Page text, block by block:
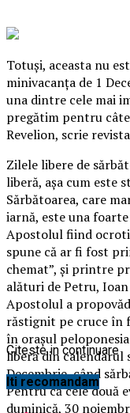
Totuşi, aceasta nu
minivacanţa de 1
una dintre cele mai
pregătim pentru
Revelion, scrie
Zilele libere de
liberă, aşa cum este
Sărbătoarea, care
iarnă, este una
Apostolul fiind
spune că ar fi fost
chemat”, şi printre
alături de Petru,
Apostolul a
răstignit pe cruce în
în oraşul
liberă din calendarul
Decembrie, când
Pentru că cele două
duminică, 30
Citeste in continuare
Iti recomandam